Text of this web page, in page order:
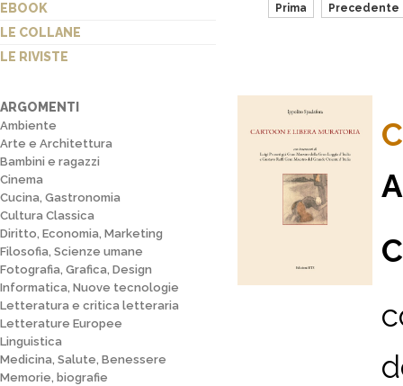
EBOOK
LE COLLANE
LE RIVISTE
ARGOMENTI
Ambiente
Arte e Architettura
Bambini e ragazzi
Cinema
Cucina, Gastronomia
Cultura Classica
Diritto, Economia, Marketing
Filosofia, Scienze umane
Fotografia, Grafica, Design
Informatica, Nuove tecnologie
Letteratura e critica letteraria
Letterature Europee
Linguistica
Medicina, Salute, Benessere
Memorie, biografie
Prima Precedente